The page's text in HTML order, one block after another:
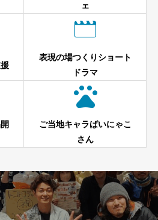
ェ

表現の場つくりショート
ドラマ

ご当地キャラばいにゃこ
さん